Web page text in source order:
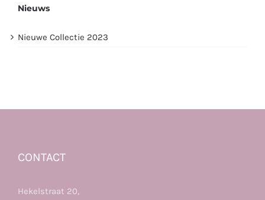
Nieuws
Nieuwe Collectie 2023
CONTACT
Hekelstraat 20,